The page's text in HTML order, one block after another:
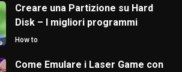
Creare una Partizione su Hard
Disk – I migliori programmi
How to
Come Emulare i Laser Game con